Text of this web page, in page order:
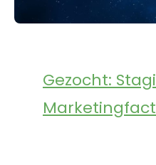
Gezocht: